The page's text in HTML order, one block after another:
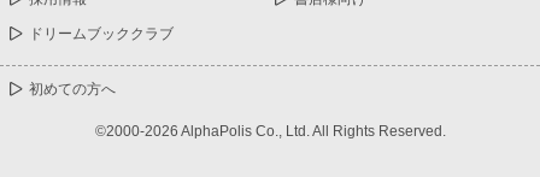
ドリームブッククラブ
初めての方へ
©2000-2026 AlphaPolis Co., Ltd. All Rights Reserved.